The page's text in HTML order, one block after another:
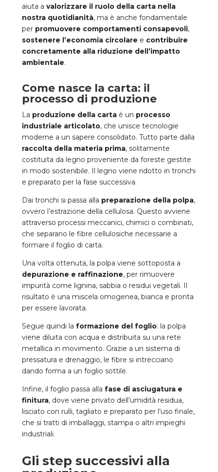
aiuta a valorizzare il ruolo della carta nella
nostra quotidianità, ma è anche fondamentale
per promuovere comportamenti consapevoli,
sostenere l’economia circolare e contribuire
concretamente alla riduzione dell’impatto
ambientale.
Come nasce la carta: il
processo di produzione
La produzione della carta è un processo
industriale articolato, che unisce tecnologie
moderne a un sapere consolidato. Tutto parte dalla
raccolta della materia prima, solitamente
costituita da legno proveniente da foreste gestite
in modo sostenibile. Il legno viene ridotto in tronchi
e preparato per la fase successiva.
Dai tronchi si passa alla preparazione della polpa,
ovvero l’estrazione della cellulosa. Questo avviene
attraverso processi meccanici, chimici o combinati,
che separano le fibre cellulosiche necessarie a
formare il foglio di carta.
Una volta ottenuta, la polpa viene sottoposta a
depurazione e raffinazione, per rimuovere
impurità come lignina, sabbia o residui vegetali. Il
risultato è una miscela omogenea, bianca e pronta
per essere lavorata.
Segue quindi la formazione del foglio: la polpa
viene diluita con acqua e distribuita su una rete
metallica in movimento. Grazie a un sistema di
pressatura e drenaggio, le fibre si intrecciano
dando forma a un foglio sottile.
Infine, il foglio passa alla fase di asciugatura e
finitura, dove viene privato dell’umidità residua,
lisciato con rulli, tagliato e preparato per l’uso finale,
che si tratti di imballaggi, stampa o altri impieghi
industriali.
Gli step successivi alla